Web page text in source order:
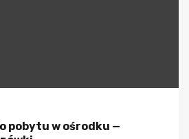
pobytu w ośrodku —